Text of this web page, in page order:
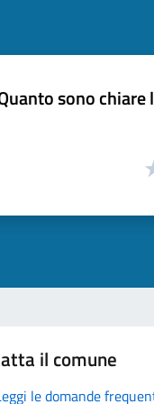
sono
il comune
le domande